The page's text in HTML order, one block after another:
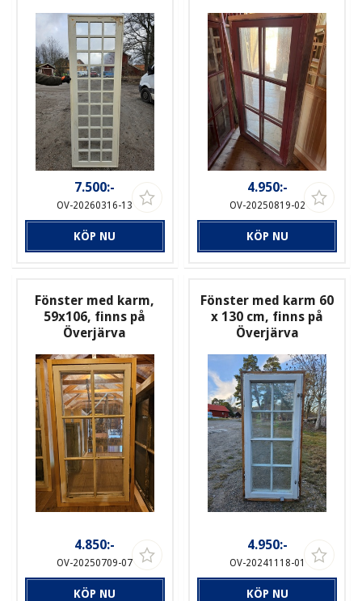
7.500:-
OV-20260316-13
KÖP NU
4.950:-
OV-20250819-02
KÖP NU
Fönster med karm,
59x106, finns på
Överjärva
4.850:-
OV-20250709-07
KÖP NU
Fönster med karm 60
x 130 cm, finns på
Överjärva
4.950:-
OV-20241118-01
KÖP NU